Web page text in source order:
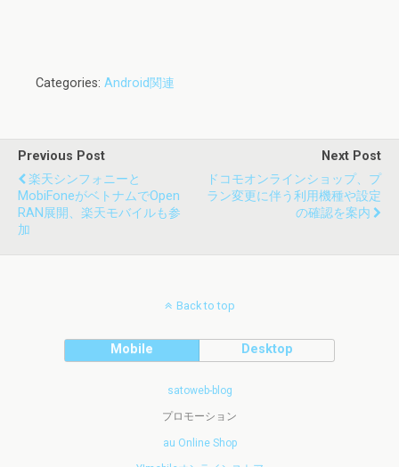
Categories: Android関連
Previous Post
楽天シンフォニーと
MobiFoneがベトナムでOpen
RAN展開、楽天モバイルも参
加
Next Post
ドコモオンラインショップ、プ
ラン変更に伴う利用機種や設定
の確認を案内
Back to top
Mobile Desktop
satoweb-blog
プロモーション
au Online Shop